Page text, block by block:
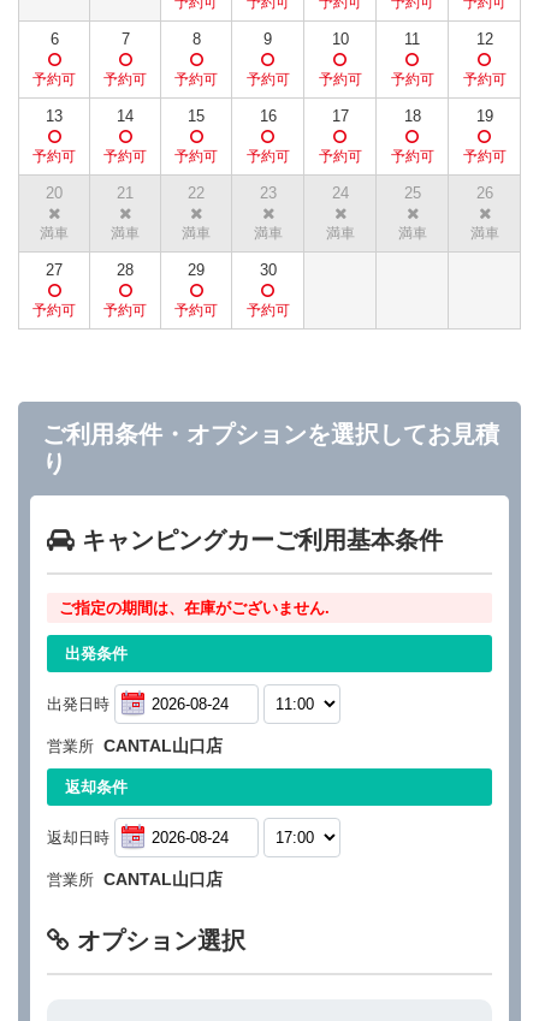
6 7 8 9 10 11 12
13 14 15 16 17 18 19
20 21 22 23 24 25 26
27 28 29 30
ご利用条件・オプションを選択してお見積
り
キャンピングカーご利用基本条件
ご指定の期間は、在庫がございません.
出発条件
出発日時
営業所 CANTAL山口店
返却条件
返却日時
営業所 CANTAL山口店
オプション選択